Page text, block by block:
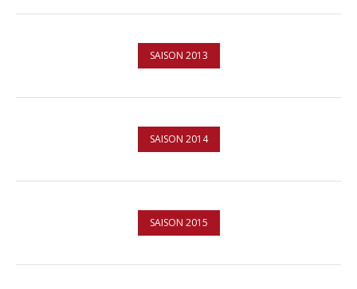
SAISON 2013
SAISON 2014
SAISON 2015